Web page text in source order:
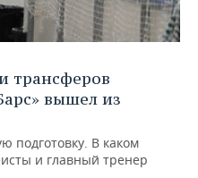
трансферов
вышел из
подготовку. В каком
и главный тренер